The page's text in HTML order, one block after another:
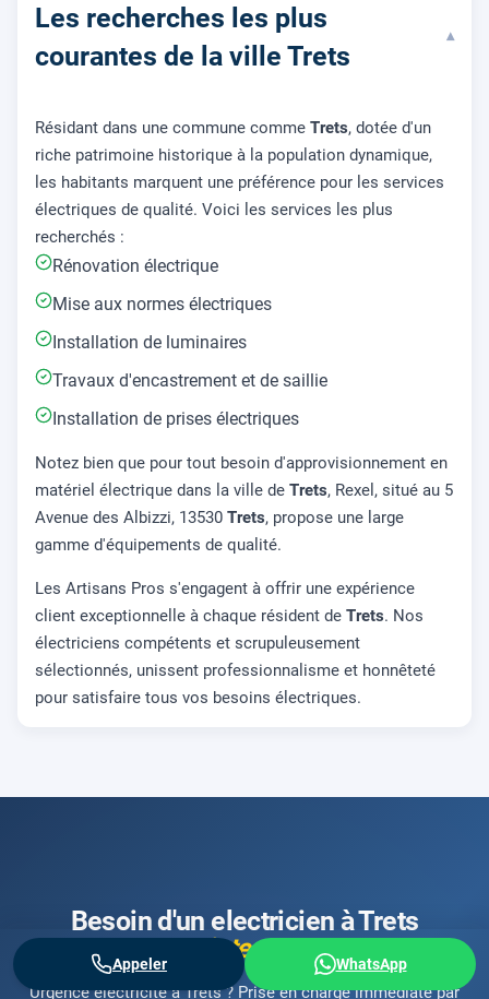
Les recherches les plus
courantes de la ville Trets
▾
Résidant dans une commune comme Trets, dotée d'un
riche patrimoine historique à la population dynamique,
les habitants marquent une préférence pour les services
électriques de qualité. Voici les services les plus
recherchés :
Rénovation électrique
Mise aux normes électriques
Installation de luminaires
Travaux d'encastrement et de saillie
Installation de prises électriques
Notez bien que pour tout besoin d'approvisionnement en
matériel électrique dans la ville de Trets, Rexel, situé au 5
Avenue des Albizzi, 13530 Trets, propose une large
gamme d'équipements de qualité.
Les Artisans Pros s'engagent à offrir une expérience
client exceptionnelle à chaque résident de Trets. Nos
électriciens compétents et scrupuleusement
sélectionnés, unissent professionnalisme et honnêteté
pour satisfaire tous vos besoins électriques.
Besoin d'un electricien à Trets
maintenant?
Urgence électricité à Trets ? Prise en charge immédiate par
Appeler WhatsApp